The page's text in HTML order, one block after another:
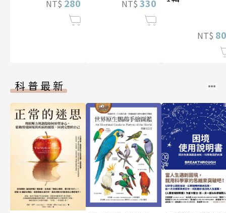
NT$ 280 NT$ 330
NT$
科普最新